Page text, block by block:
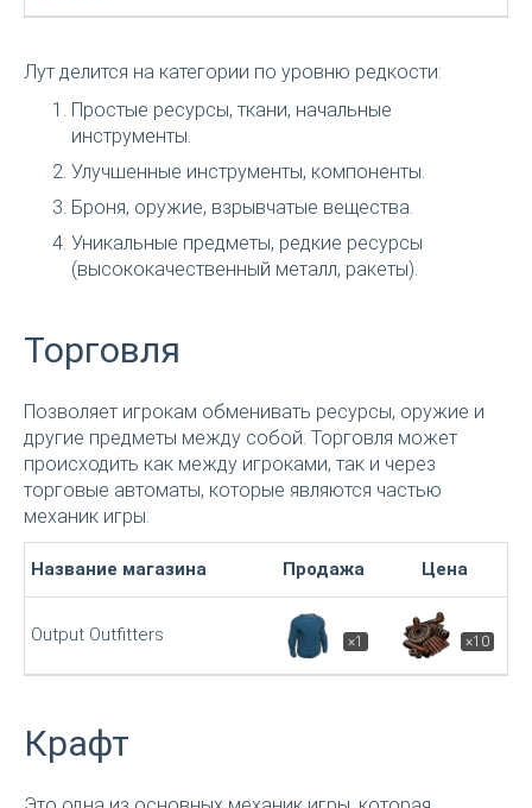
Лут делится на категории по уровню редкости:
Простые ресурсы, ткани, начальные
инструменты.
Улучшенные инструменты, компоненты.
Броня, оружие, взрывчатые вещества.
Уникальные предметы, редкие ресурсы
(высококачественный металл, ракеты).
Торговля
Позволяет игрокам обменивать ресурсы, оружие и
другие предметы между собой. Торговля может
происходить как между игроками, так и через
торговые автоматы, которые являются частью
механик игры.
Название магазина Продажа Цена
Output Outfitters ×1 ×10
Крафт